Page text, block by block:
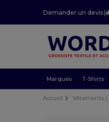
Demander un devis|
Marques T-Shirts
Accueil Vêtements |